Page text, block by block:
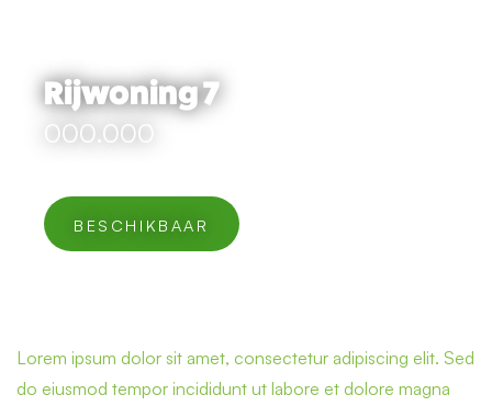
Rijwoning 7
000.000
Lorem ipsum dolor sit amet, consectetur adipiscing elit. Sed
do eiusmod tempor incididunt ut labore et dolore magna